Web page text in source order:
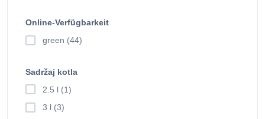
Online-Verfügbarkeit
green (44)
Sadržaj kotla
2.5 l (1)
3 l (3)